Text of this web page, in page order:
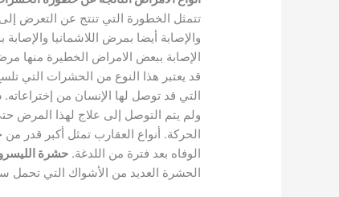
تتمثل الخطورة التي تنتج عن التعرض
والإصابة أيضا بمرض اللاشمانيا
الإصابة ببعض الامراض الخطيرة
قد يعتبر هذا النوع من الحشرات التي
التي قد توصل لها الإنسان من إختراعاته.
ولم يتم التوصل إلى علاج لهذا المرض
الحركة. أنواع العقارب تمثل أكبر قدر
الوفاه بعد فترة من اللدغة.حشرة
الحشرة العديد من الأشواك التي تحمل